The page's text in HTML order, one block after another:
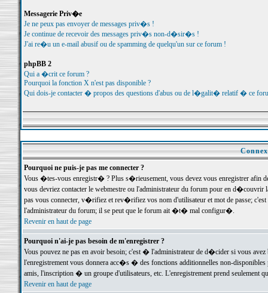
Messagerie Priv�e
Je ne peux pas envoyer de messages priv�s !
Je continue de recevoir des messages priv�s non-d�sir�s !
J'ai re�u un e-mail abusif ou de spamming de quelqu'un sur ce forum !
phpBB 2
Qui a �crit ce forum ?
Pourquoi la fonction X n'est pas disponible ?
Qui dois-je contacter � propos des questions d'abus ou de l�galit� relatif � ce
Pourquoi ne puis-je pas me connecter ?
Vous �tes-vous enregistr� ? Plus s�rieusement, vous devez vous enregistrer
vous devriez contacter le webmestre ou l'administrateur du forum pour en
pas vous connecter, v�rifiez et rev�rifiez vos nom d'utilisateur et mot de passe;
l'administrateur du forum; il se peut que le forum ait �t� mal configur�.
Revenir en haut de page
Pourquoi n'ai-je pas besoin de m'enregistrer ?
Vous pouvez ne pas en avoir besoin; c'est � l'administrateur de d�cider si vous
l'enregistrement vous donnera acc�s � des fonctions additionnelles non-
amis, l'inscription � un groupe d'utilisateurs, etc. L'enregistrement prend seulement
Revenir en haut de page